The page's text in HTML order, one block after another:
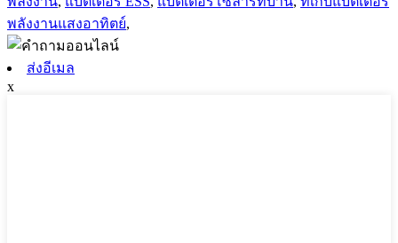
พลังงานแสงอาทิตย์,
ส่งอีเมล
x